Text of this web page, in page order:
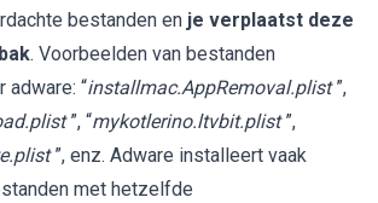
bestanden en je verplaatst deze
. Voorbeelden van bestanden
adware: “installmac.AppRemoval.plist ”,
”, “mykotlerino.ltvbit.plist ”,
”, enz. Adware installeert vaak
met hetzelfde